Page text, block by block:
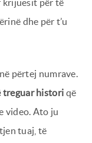
krijuesit për të
dhe për t’u
përtej numrave.
treguar histori që
video. Ato ju
tuaj, të